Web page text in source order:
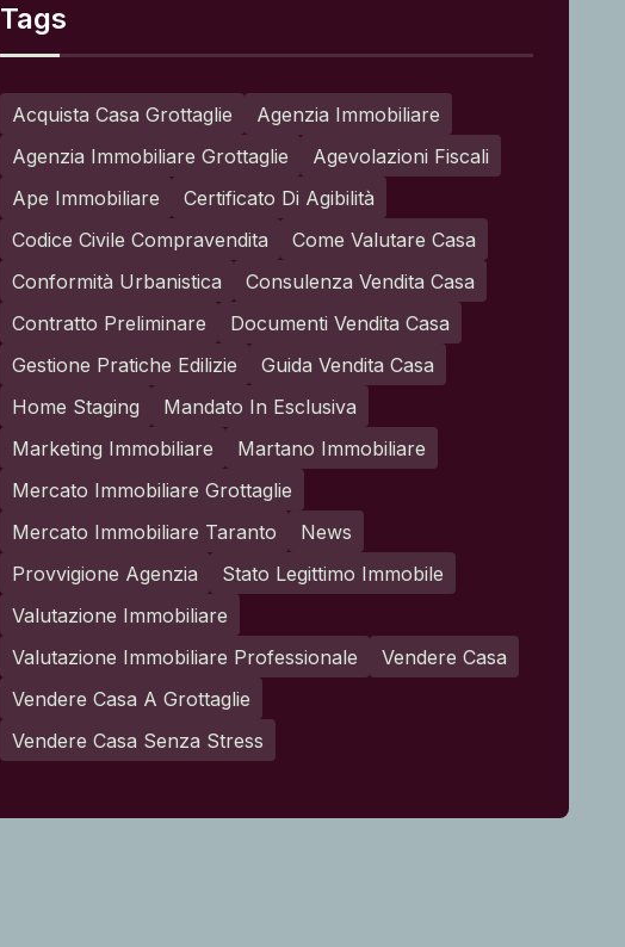
Tags
Acquista Casa Grottaglie
Agenzia Immobiliare
Agenzia Immobiliare Grottaglie
Agevolazioni Fiscali
Ape Immobiliare
Certificato Di Agibilità
Codice Civile Compravendita
Come Valutare Casa
Conformità Urbanistica
Consulenza Vendita Casa
Contratto Preliminare
Documenti Vendita Casa
Gestione Pratiche Edilizie
Guida Vendita Casa
Home Staging
Mandato In Esclusiva
Marketing Immobiliare
Martano Immobiliare
Mercato Immobiliare Grottaglie
Mercato Immobiliare Taranto
News
Provvigione Agenzia
Stato Legittimo Immobile
Valutazione Immobiliare
Valutazione Immobiliare Professionale
Vendere Casa
Vendere Casa A Grottaglie
Vendere Casa Senza Stress